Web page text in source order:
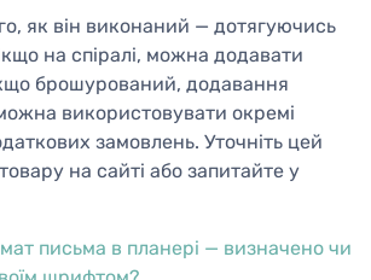
як він виконаний — дотягуючись
на спіралі, можна додавати
брошурований, додавання
використовувати окремі
замовлень. Уточніть цей
на сайті або запитайте у
письма в планері — визначено чи